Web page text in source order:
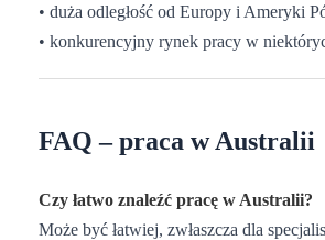
• duża odległość od Europy i Ameryki
• konkurencyjny rynek pracy w
FAQ – praca w Australii
Czy łatwo znaleźć pracę w Australii?
Może być łatwiej, zwłaszcza dla